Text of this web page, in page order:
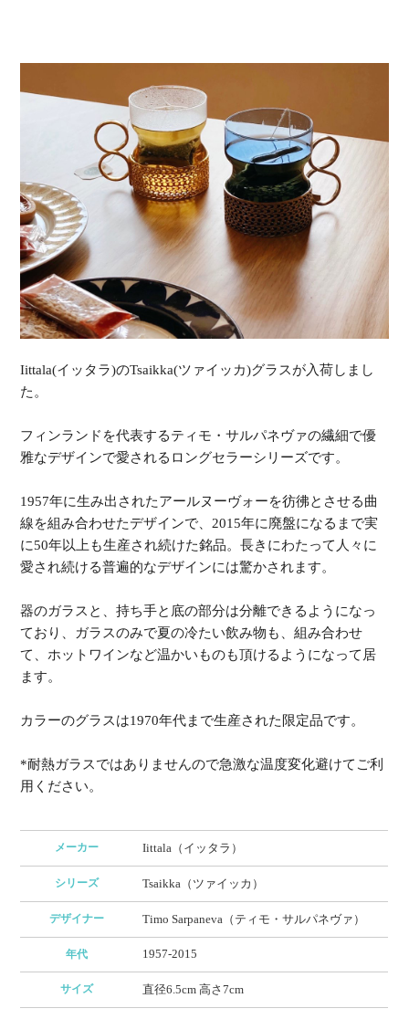
Iittala(イッタラ)のTsaikka(ツァイッカ)グラスが入荷しまし
た。
フィンランドを代表するティモ・サルパネヴァの繊細で優
雅なデザインで愛されるロングセラーシリーズです。
1957年に生み出されたアールヌーヴォーを彷彿とさせる曲
線を組み合わせたデザインで、2015年に廃盤になるまで実
に50年以上も生産され続けた銘品。長きにわたって人々に
愛され続ける普遍的なデザインには驚かされます。
器のガラスと、持ち手と底の部分は分離できるようになっ
ており、ガラスのみで夏の冷たい飲み物も、組み合わせ
て、ホットワインなど温かいものも頂けるようになって居
ます。
カラーのグラスは1970年代まで生産された限定品です。
*耐熱ガラスではありませんので急激な温度変化避けてご利
用ください。
メーカー Iittala（イッタラ）
シリーズ Tsaikka（ツァイッカ）
デザイナー Timo Sarpaneva（ティモ・サルパネヴァ）
年代 1957-2015
サイズ 直径6.5cm 高さ7cm